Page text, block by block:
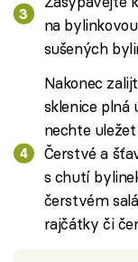
na
sušených
Nakonec
sklenice plná
nechte
Čerstvé a
s chutí
čerstvém
rajčátky či